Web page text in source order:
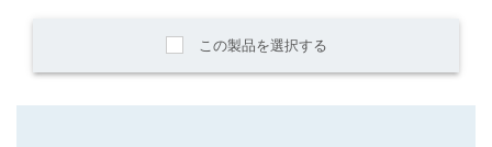
この製品を選択する